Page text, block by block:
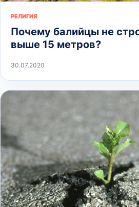
РЕЛИГИЯ
Почему балийцы не
выше 15 метров?
30.07.2020